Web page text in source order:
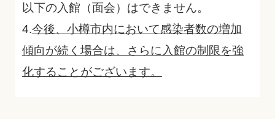
以下の入館（面会）はできません。
4.今後、小樽市内において感染者数の増加
傾向が続く場合は、さらに入館の制限を強
化することがございます。